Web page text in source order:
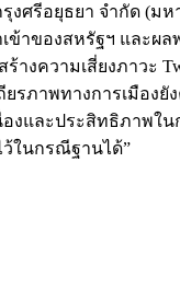
รีอยุธยา จำกัด (ม
าของสหรัฐฯ และ
ร้างความเสี่ยงภา
ภาพทางการเมือ
ละประสิทธิภาพใ
ว้ในกรณีฐานได้”